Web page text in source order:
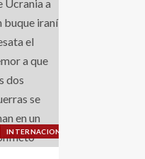
INTERNACIONALES